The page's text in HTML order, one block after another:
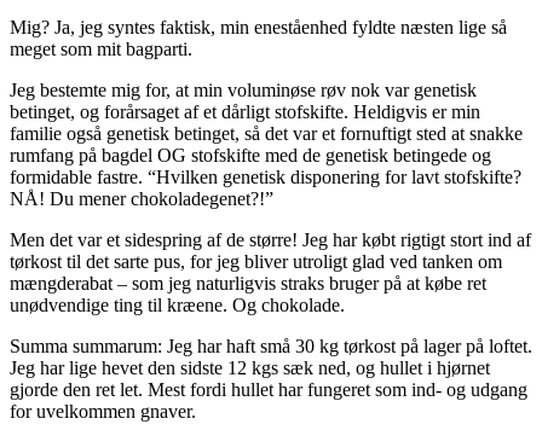
Mig? Ja, jeg syntes faktisk, min eneståenhed fyldte næsten lige så
meget som mit bagparti.
Jeg bestemte mig for, at min voluminøse røv nok var genetisk
betinget, og forårsaget af et dårligt stofskifte. Heldigvis er min
familie også genetisk betinget, så det var et fornuftigt sted at snakke
rumfang på bagdel OG stofskifte med de genetisk betingede og
formidable fastre. “Hvilken genetisk disponering for lavt stofskifte?
NÅ! Du mener chokoladegenet?!”
Men det var et sidespring af de større! Jeg har købt rigtigt stort ind af
tørkost til det sarte pus, for jeg bliver utroligt glad ved tanken om
mængderabat – som jeg naturligvis straks bruger på at købe ret
unødvendige ting til kræene. Og chokolade.
Summa summarum: Jeg har haft små 30 kg tørkost på lager på loftet.
Jeg har lige hevet den sidste 12 kgs sæk ned, og hullet i hjørnet
gjorde den ret let. Mest fordi hullet har fungeret som ind- og udgang
for uvelkommen gnaver.